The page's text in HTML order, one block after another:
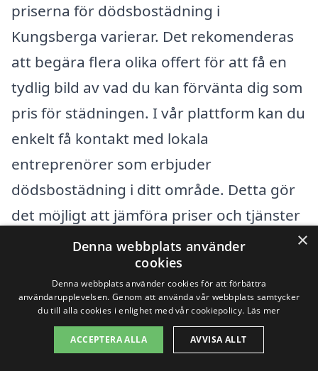
priserna för dödsbostädning i
Kungsberga varierar. Det rekomenderas
att begära flera olika offert för att få en
tydlig bild av vad du kan förvänta dig som
pris för städningen. I vår plattform kan du
enkelt få kontakt med lokala
entreprenörer som erbjuder
dödsbostädning i ditt område. Detta gör
det möjligt att jämföra priser och tjänster
för att hitta det bästa alternativet för dina
Få 3 erbjudanden, gratis och utan
förpliktelser
×
Denna webbplats använder
cookies
Denna webbplats använder cookies för att förbättra
användarupplevelsen. Genom att använda vår webbplats samtycker
du till alla cookies i enlighet med vår cookiepolicy. Läs mer
ACCEPTERA ALLA AVVISA ALLT